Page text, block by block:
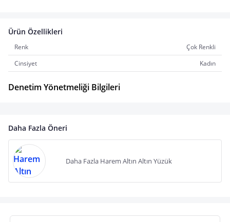
Ürün Özellikleri
Renk
Çok Renkli
Cinsiyet
Kadın
Denetim Yönetmeliği Bilgileri
Daha Fazla Öneri
Daha Fazla Harem Altın Altın Yüzük